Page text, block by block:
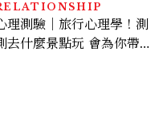
理測驗｜旅行心理學！測
去什麼景點玩 會為你帶來